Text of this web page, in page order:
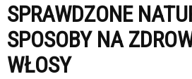
SPRAWDZONE
SPOSOBY NA
WŁOSY